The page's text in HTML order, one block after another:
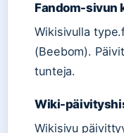
Fandom-sivun
Wikisivulla
(Beebom).
tunteja.
Wiki-
Wikisivu